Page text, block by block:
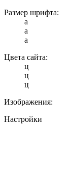
Размер шрифта:
a
a
a
Цвета сайта:
ц
ц
ц
Изображения:
Настройки